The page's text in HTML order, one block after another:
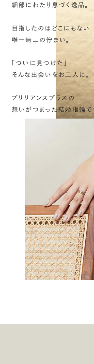
細部にわたり息づく逸品。
目指したのはどこにもない
唯一無二の佇まい。
「ついに見つけた」
そんな出会いをお二人に。
ブリリアンスプラスの
想いがつまった結婚指輪で